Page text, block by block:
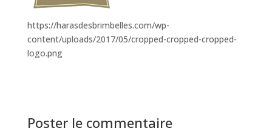
https://harasdesbrimbelles.com/wp-
content/uploads/2017/05/cropped-cropped-cropped-
logo.png
Poster le commentaire